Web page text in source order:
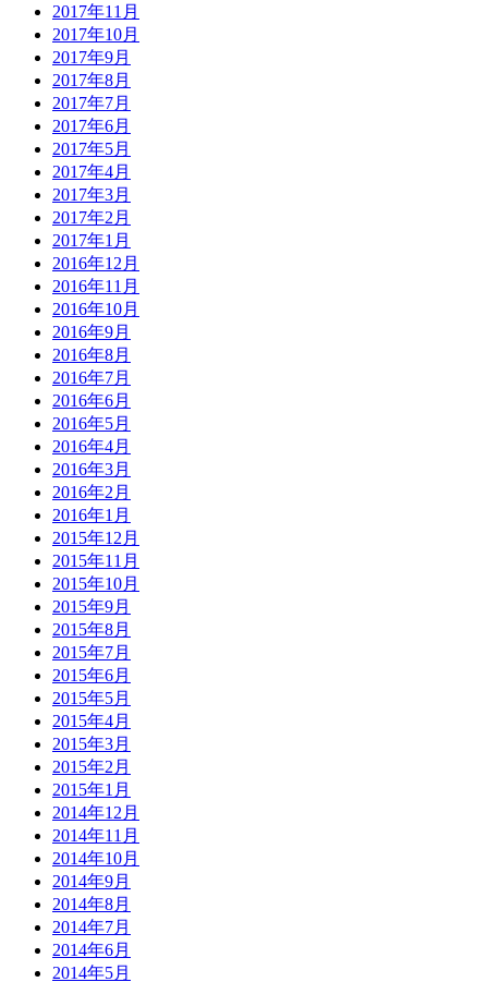
2017年11月
2017年10月
2017年9月
2017年8月
2017年7月
2017年6月
2017年5月
2017年4月
2017年3月
2017年2月
2017年1月
2016年12月
2016年11月
2016年10月
2016年9月
2016年8月
2016年7月
2016年6月
2016年5月
2016年4月
2016年3月
2016年2月
2016年1月
2015年12月
2015年11月
2015年10月
2015年9月
2015年8月
2015年7月
2015年6月
2015年5月
2015年4月
2015年3月
2015年2月
2015年1月
2014年12月
2014年11月
2014年10月
2014年9月
2014年8月
2014年7月
2014年6月
2014年5月